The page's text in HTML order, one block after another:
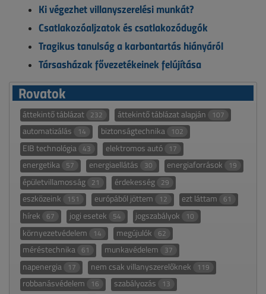
Ki végezhet villanyszerelési munkát?
Csatlakozóaljzatok és csatlakozódugók
Tragikus tanulság a karbantartás hiányáról
Társasházak fővezetékeinek felújítása
Rovatok
áttekintő táblázat 232 áttekintő táblázat alapján 107
automatizálás 14 biztonságtechnika 102
EIB technológia 43 elektromos autó 17
energetika 57 energiaellátás 30 energiaforrások 19
épületvillamosság 21 érdekesség 29
eszközeink 151 európából jöttem 12 ezt láttam 61
hírek 67 jogi esetek 54 jogszabályok 10
környezetvédelem 14 megújulók 62
méréstechnika 61 munkavédelem 37
napenergia 17 nem csak villanyszerelőknek 119
robbanásvédelem 16 szabályozás 13